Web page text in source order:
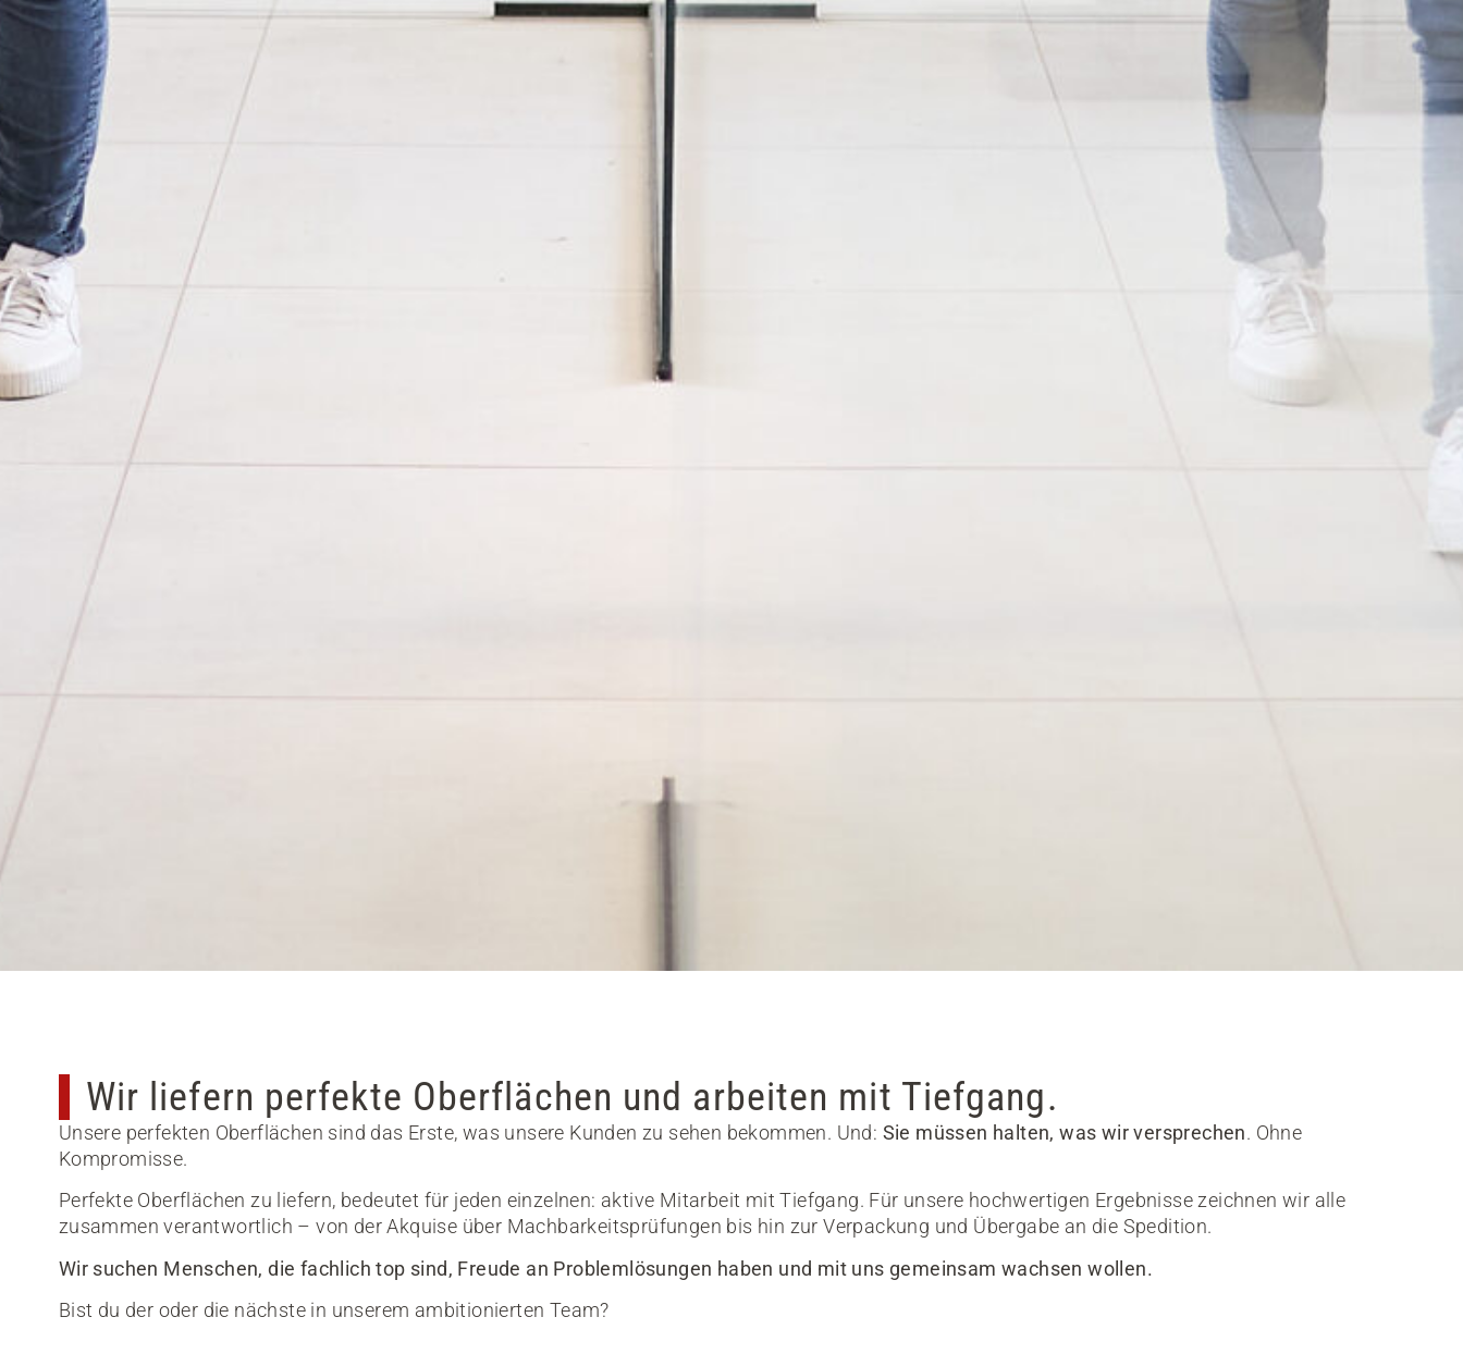
Wir liefern perfekte Oberflächen und arbeiten mit Tiefgang.
Unsere perfekten Oberflächen sind das Erste, was unsere Kunden zu sehen bekommen. Und: Sie müssen halten, was wir versprechen. Ohne
Kompromisse.
Perfekte Oberflächen zu liefern, bedeutet für jeden einzelnen: aktive Mitarbeit mit Tiefgang. Für unsere hochwertigen Ergebnisse zeichnen wir alle
zusammen verantwortlich – von der Akquise über Machbarkeitsprüfungen bis hin zur Verpackung und Übergabe an die Spedition.
Wir suchen Menschen, die fachlich top sind, Freude an Problemlösungen haben und mit uns gemeinsam wachsen wollen.
Bist du der oder die nächste in unserem ambitionierten Team?